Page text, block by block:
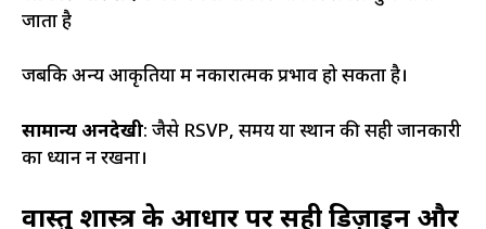
जाता है
जबकि अन्य आकृतियों में नकारात्मक प्रभाव हो सकता है।
सामान्य अनदेखी: जैसे RSVP, समय या स्थान की सही जानकारी
का ध्यान न रखना।
वास्तु शास्त्र के आधार पर सही डिज़ाइन और